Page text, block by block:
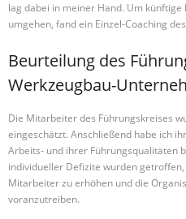
lag dabei in meiner Hand. Um
umgehen, fand ein Einzel-Coaching
Beurteilung des
Werkzeugbau-
Die Mitarbeiter des Führungskreises
eingeschätzt. Anschließend habe ich
Arbeits- und ihrer Führungsqualitäten
individueller Defizite wurden
Mitarbeiter zu erhöhen und die
voranzutreiben.